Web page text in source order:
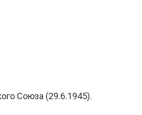
Союза (29.6.1945).